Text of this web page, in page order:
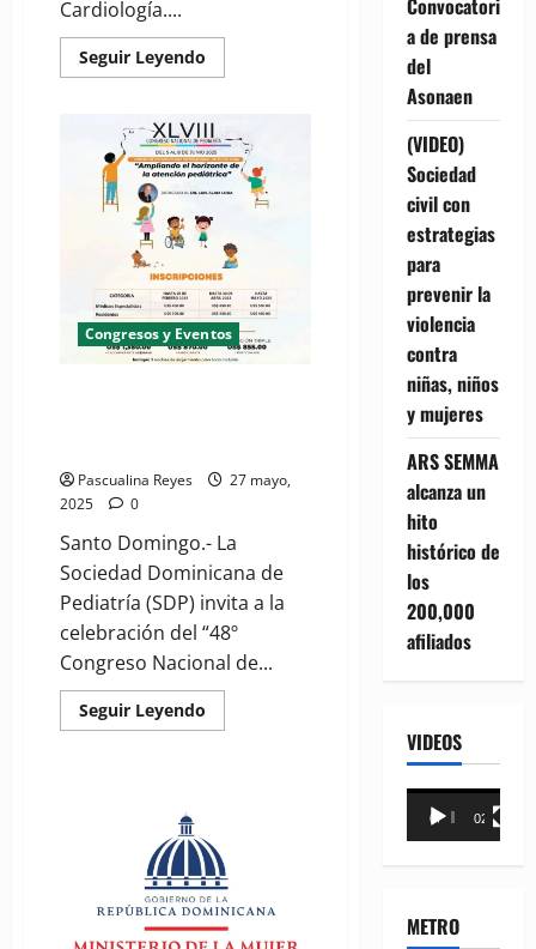
Cardiología....
Seguir Leyendo
more
Cardiólogos
ya
están
listos
para
actualizarse
en
el
XXX
Congreso
Dominicano
de
Cardiología
Congresos y Eventos
Pascualina Reyes
27 mayo,
2025
0
Santo Domingo.- La
Sociedad Dominicana de
Pediatría (SDP) invita a la
celebración del “48º
Congreso Nacional de...
Seguir Leyendo
more
el
“48º
Congreso
Nacional
de
Pediatría”
Convocatori
a de prensa
del
Asonaen
(VIDEO)
Sociedad
civil con
estrategias
para
prevenir la
violencia
contra
niñas, niños
y mujeres
ARS SEMMA
alcanza un
hito
histórico de
los
200,000
afiliados
VIDEOS
Reproductor
00:00 02:18
METRO